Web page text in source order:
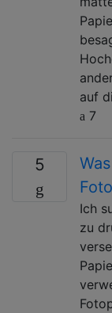
auf
7
5
Ich
zu